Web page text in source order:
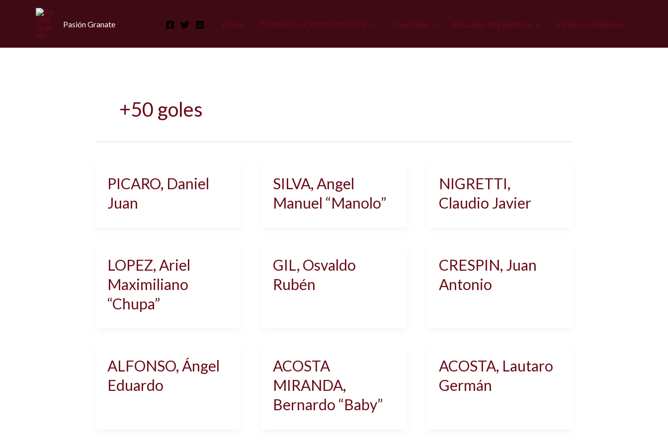
Pasión Granate Home TORNEOS – CAMPEONATOS Especiales Buscador de jugadores Equipos campeones
+50 goles
PICARO, Daniel
Juan
SILVA, Angel
Manuel “Manolo”
NIGRETTI,
Claudio Javier
LOPEZ, Ariel
Maximiliano
“Chupa”
GIL, Osvaldo
Rubén
CRESPIN, Juan
Antonio
ALFONSO, Ángel
Eduardo
ACOSTA
MIRANDA,
Bernardo “Baby”
ACOSTA, Lautaro
Germán